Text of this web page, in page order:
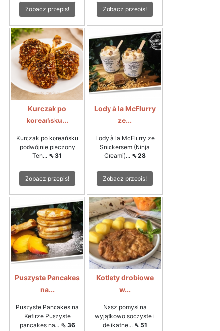
Zobacz przepis! Zobacz przepis!
Kurczak po
koreańsku...
Kurczak po koreańsku
podwójnie pieczony
Ten... ⇖ 31
Zobacz przepis!
Lody à la McFlurry
ze...
Lody à la McFlurry ze
Snickersem (Ninja
Creami)... ⇖ 28
Zobacz przepis!
Puszyste Pancakes
na...
Puszyste Pancakes na
Kefirze Puszyste
pancakes na... ⇖ 36
Kotlety drobiowe
w...
Nasz pomysł na
wyjątkowo soczyste i
delikatne... ⇖ 51